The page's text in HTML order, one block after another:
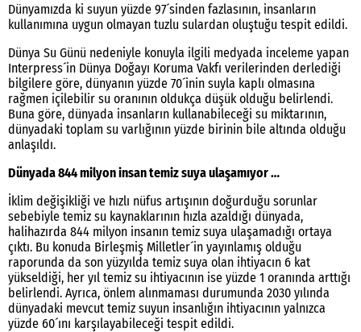
Dünyamızda ki suyun yüzde 97´sinden fazlasının, insanların
kullanımına uygun olmayan tuzlu sulardan oluştuğu tespit edildi.
Dünya Su Günü nedeniyle konuyla ilgili medyada inceleme yapan
Interpress´in Dünya Doğayı Koruma Vakfı verilerinden derlediği
bilgilere göre, dünyanın yüzde 70´inin suyla kaplı olmasına
rağmen içilebilir su oranının oldukça düşük olduğu belirlendi.
Buna göre, dünyada insanların kullanabileceği su miktarının,
dünyadaki toplam su varlığının yüzde birinin bile altında olduğu
anlaşıldı.
Dünyada 844 milyon insan temiz suya ulaşamıyor …
İklim değişikliği ve hızlı nüfus artışının doğurduğu sorunlar
sebebiyle temiz su kaynaklarının hızla azaldığı dünyada,
halihazırda 844 milyon insanın temiz suya ulaşamadığı ortaya
çıktı. Bu konuda Birleşmiş Milletler´in yayınlamış olduğu
raporunda da son yüzyılda temiz suya olan ihtiyacın 6 kat
yükseldiği, her yıl temiz su ihtiyacının ise yüzde 1 oranında arttığı
belirlendi. Ayrıca, önlem alınmaması durumunda 2030 yılında
dünyadaki mevcut temiz suyun insanlığın ihtiyacının yalnızca
yüzde 60´ını karşılayabileceği tespit edildi.